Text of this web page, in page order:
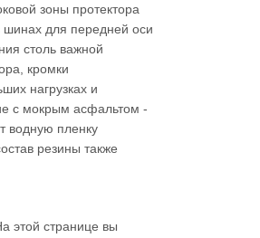
зоны протектора
шинах для передней оси
столь важной
кромки
нагрузках и
с мокрым асфальтом -
водную пленку
резины также
этой странице вы